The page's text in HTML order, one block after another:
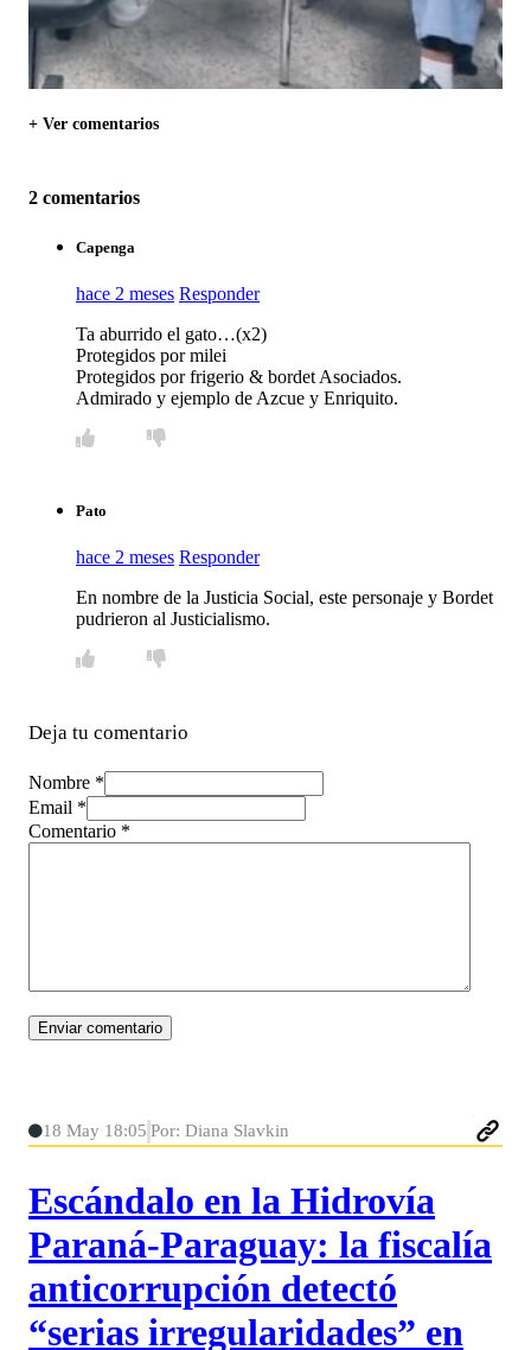
+ Ver comentarios
2 comentarios
Capenga
hace 2 meses Responder
Ta aburrido el gato…(x2)
Protegidos por milei
Protegidos por frigerio & bordet Asociados.
Admirado y ejemplo de Azcue y Enriquito.
Pato
hace 2 meses Responder
En nombre de la Justicia Social, este personaje y Bordet
pudrieron al Justicialismo.
Deja tu comentario
Nombre *
Email *
Comentario *
18 May 18:05 Por: Diana Slavkin
Escándalo en la Hidrovía
Paraná-Paraguay: la fiscalía
anticorrupción detectó
“serias irregularidades” en